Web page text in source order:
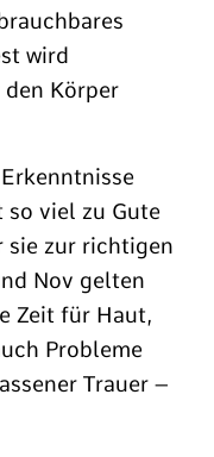
wird
Körper
so viel zu Gute
sie zur richtigen
Nov gelten
Zeit für Haut,
Probleme
Trauer –